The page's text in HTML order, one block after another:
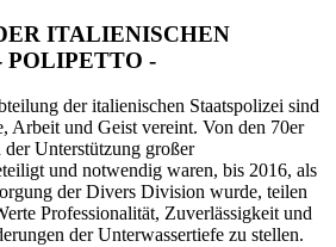
ITALIENISCHEN
POLIPETTO -
der italienischen Staatspolizei sind
Arbeit und Geist vereint. Von den 70er
der Unterstützung großer
und notwendig waren, bis 2016, als
der Divers Division wurde, teilen
Professionalität, Zuverlässigkeit und
der Unterwassertiefe zu stellen.